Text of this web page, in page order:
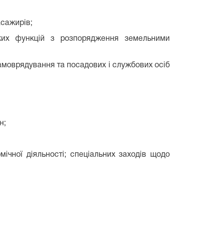
функцій з розпорядження земельними
та посадових і службових осіб
діяльності; спеціальних заходів щодо